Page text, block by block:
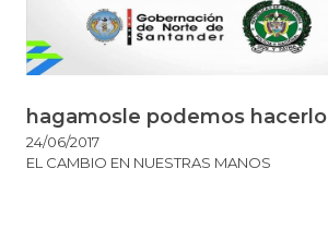
hagamosle podemos hacerlo
24/06/2017
EL CAMBIO EN NUESTRAS MANOS